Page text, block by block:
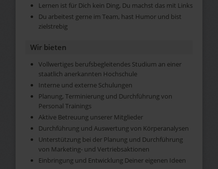
Lernen ist für Dich kein Ding, Du machst das mit Links
Du arbeitest gerne im Team, hast Humor und bist
zielstrebig
Wir bieten
Vollwertiges berufsbegleitendes Studium an einer
staatlich anerkannten Hochschule
Interne und externe Schulungen
Planung, Terminierung und Durchführung von
Personal Trainings
Aktive Betreuung unserer Mitglieder
Durchführung und Auswertung von Körperanalysen
Unterstützung bei der Planung und Durchführung
von Marketing- und Vertriebsaktionen
Einbringung und Entwicklung Deiner eigenen Ideen